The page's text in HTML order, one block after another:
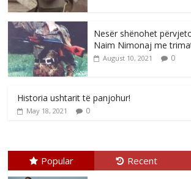
Nesër shënohet
Naim Nimonaj me
August 10, 2021 0
Historia ushtarit të panjohur!
May 18, 2021 0
Popular Recent